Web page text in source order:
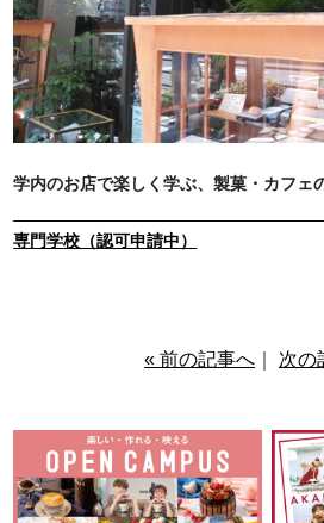
学内のお店で楽しく学ぶ、製菓・カフェ
《公
専門学校（認可申請中）
« 前の記事へ 次の